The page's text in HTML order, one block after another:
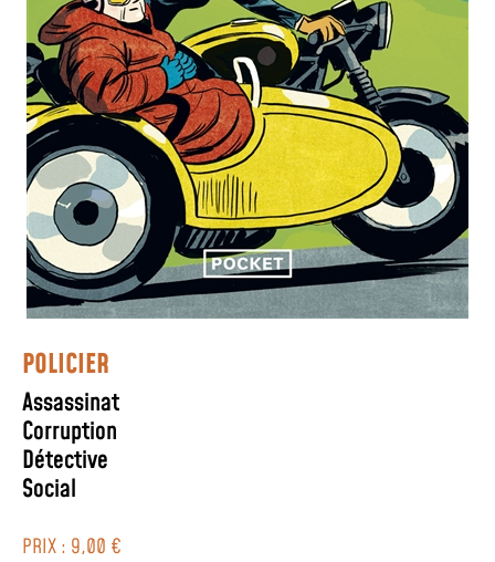
POLICIER
Assassinat
Corruption
Détective
Social
PRIX : 9,00 €